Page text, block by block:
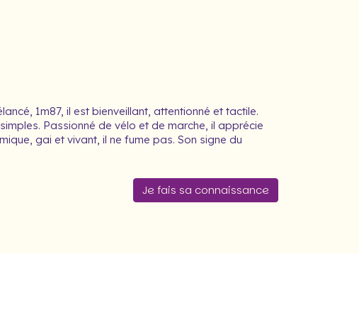
1m87, il est bienveillant, attentionné et tactile.
Passionné de vélo et de marche, il apprécie
gai et vivant, il ne fume pas. Son signe du
Je fais sa connaissance